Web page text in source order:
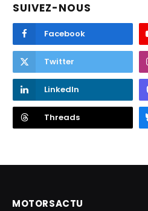
SUIVEZ-NOUS
Facebook
Twitter
LinkedIn
Threads
MOTORSACTU